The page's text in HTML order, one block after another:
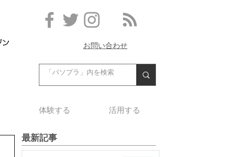
お問い合わせ
体験する 活用する
最新記事